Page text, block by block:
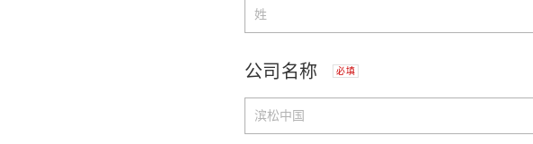
公司名称 必填